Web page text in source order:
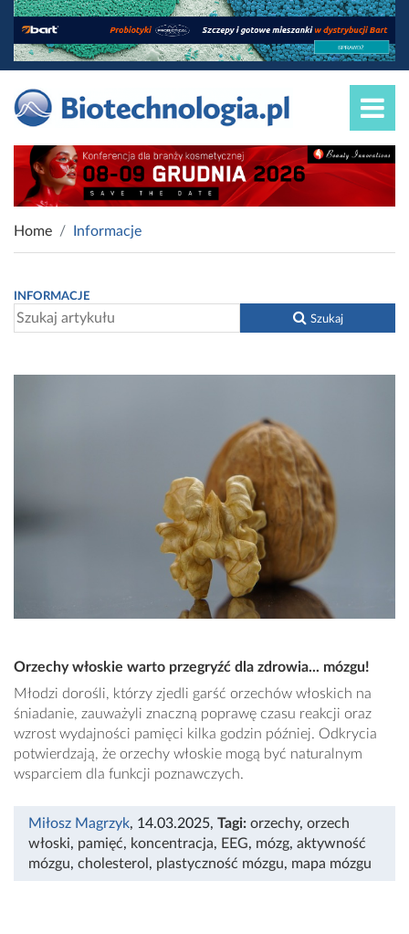
Home Informacje
INFORMACJE
Szukaj
Orzechy włoskie warto przegryźć dla zdrowia... mózgu!
Młodzi dorośli, którzy zjedli garść orzechów włoskich na
śniadanie, zauważyli znaczną poprawę czasu reakcji oraz
wzrost wydajności pamięci kilka godzin później. Odkrycia
potwierdzają, że orzechy włoskie mogą być naturalnym
wsparciem dla funkcji poznawczych.
Miłosz Magrzyk, 14.03.2025, Tagi: orzechy, orzech
włoski, pamięć, koncentracja, EEG, mózg, aktywność
mózgu, cholesterol, plastyczność mózgu, mapa mózgu